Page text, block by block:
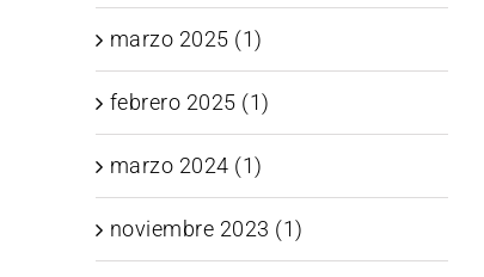
marzo 2025 (1)
febrero 2025 (1)
marzo 2024 (1)
noviembre 2023 (1)